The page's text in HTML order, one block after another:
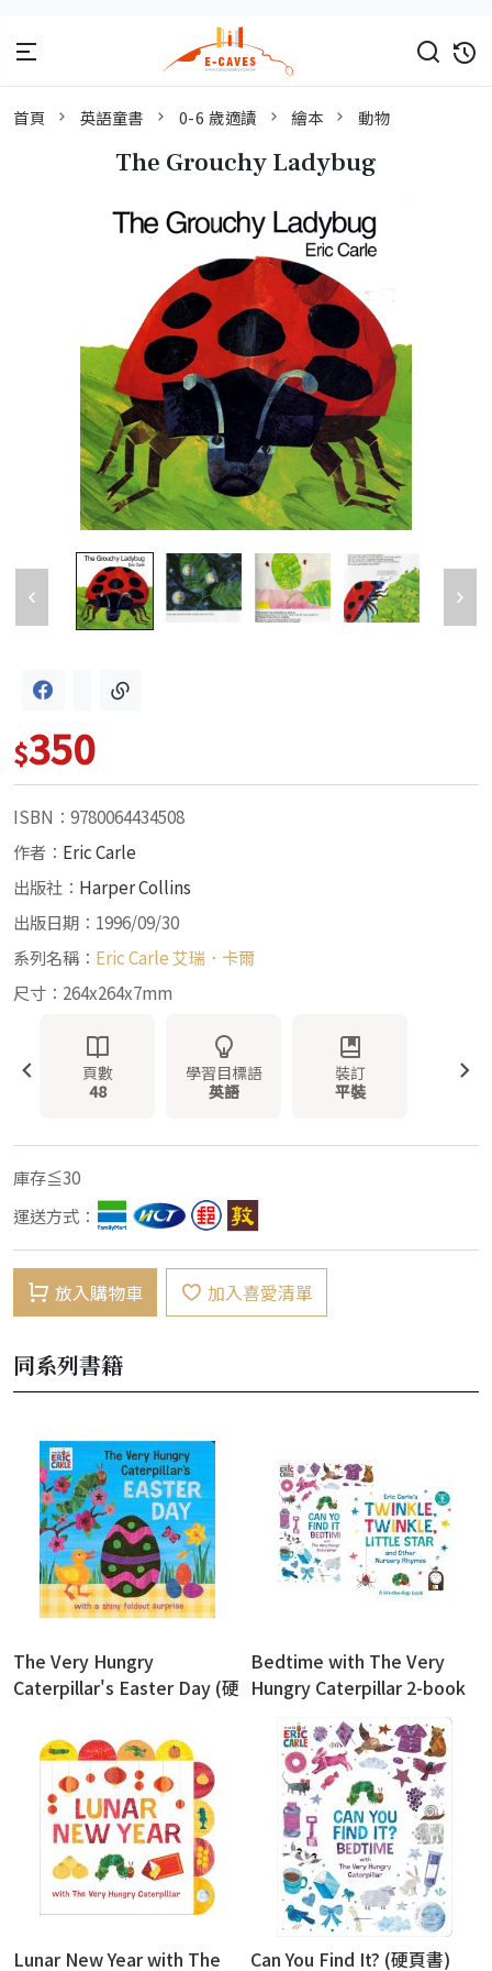
首頁 英語童書 0-6 歲適讀 繪本 動物
The Grouchy Ladybug
$350
ISBN：9780064434508
作者： Eric Carle
出版社： Harper Collins
出版日期：1996/09/30
系列名稱： Eric Carle 艾瑞．卡爾
尺寸：264x264x7mm
頁數
48
學習目標語
英語
裝訂
平裝
庫存≦30
運送方式：
放入購物車 加入喜愛清單
同系列書籍
The Very Hungry
Caterpillar's Easter Day (硬
Bedtime with The Very
Hungry Caterpillar 2-book
Set
Lunar New Year with The Can You Find It? (硬頁書)